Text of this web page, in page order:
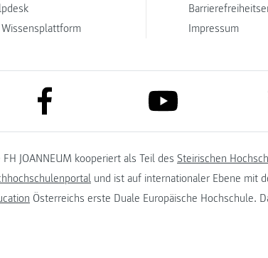
Wissensplattform
Impressum
link to facebook link to youtube
FH JOANNEUM kooperiert als Teil des Steirischen
und ist auf internationaler Ebene mit
Österreichs erste Duale Europäische Hochschule.